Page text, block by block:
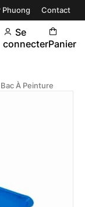
Phuong Contact
Se
connecterPanier
Bac À Peinture